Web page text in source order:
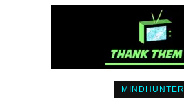
MINDHUNTER